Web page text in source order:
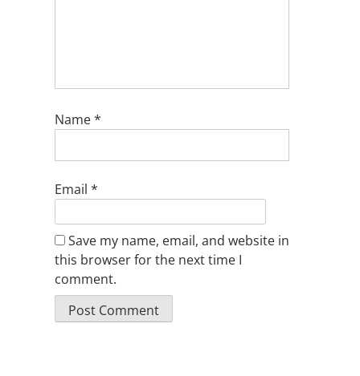
Name*
Email *
Save my name, email, and website in
this browser for the next time I
comment.